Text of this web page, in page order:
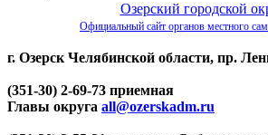
Озерский городской
Официальный сайт органов местного
г. Озерск Челябинской области, пр.
(351-30) 2-69-73 приемная
Главы округа all@ozerskadm.ru